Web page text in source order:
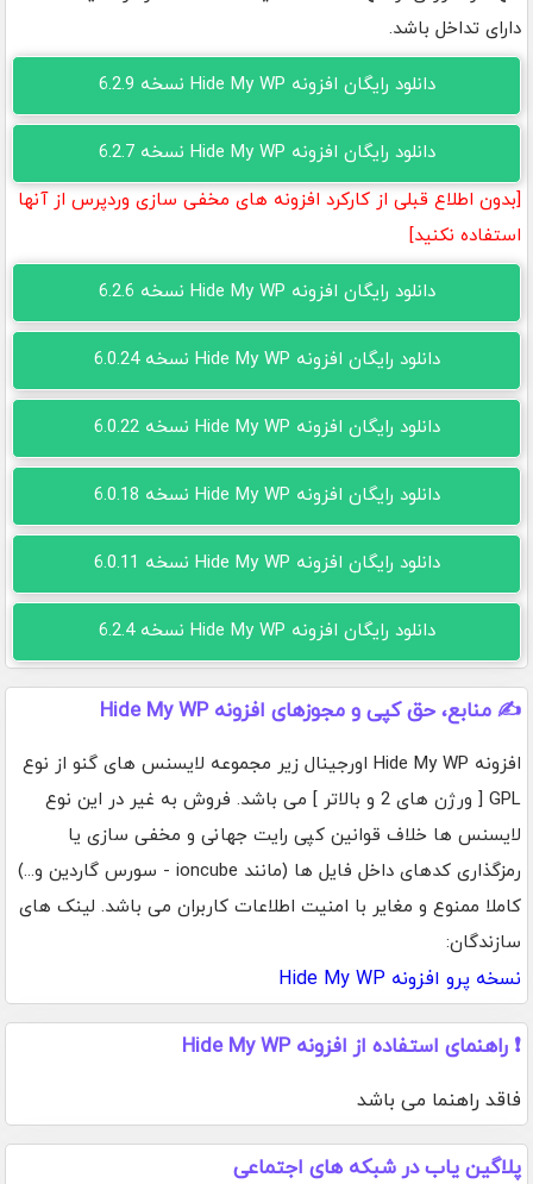
دارای تداخل باشد.
دانلود رایگان افزونه Hide My WP نسخه 6.2.9
دانلود رایگان افزونه Hide My WP نسخه 6.2.7
[بدون اطلاع قبلی از کارکرد افزونه های مخفی سازی وردپرس از آنها
استفاده نکنید]
دانلود رایگان افزونه Hide My WP نسخه 6.2.6
دانلود رایگان افزونه Hide My WP نسخه 6.0.24
دانلود رایگان افزونه Hide My WP نسخه 6.0.22
دانلود رایگان افزونه Hide My WP نسخه 6.0.18
دانلود رایگان افزونه Hide My WP نسخه 6.0.11
دانلود رایگان افزونه Hide My WP نسخه 6.2.4
✍️ منابع، حق کپی و مجوزهای افزونه Hide My WP
افزونه Hide My WP اورجینال زیر مجموعه لایسنس های گنو از نوع
GPL [ ورژن های 2 و بالاتر ] می باشد. فروش به غیر در این نوع
لایسنس ها خلاف قوانین کپی رایت جهانی و مخفی سازی یا
رمزگذاری کدهای داخل فایل ها (مانند ioncube - سورس گاردین و...)
کاملا ممنوع و مغایر با امنیت اطلاعات کاربران می باشد. لینک های
سازندگان:
نسخه پرو افزونه Hide My WP
❗ راهنمای استفاده از افزونه Hide My WP
فاقد راهنما می باشد
پلاگین یاب در شبکه های اجتماعی